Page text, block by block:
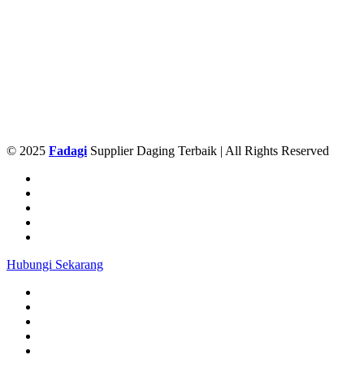
© 2025 FadagiSupplier Daging Terbaik | All Rights Reserved
Hubungi Sekarang